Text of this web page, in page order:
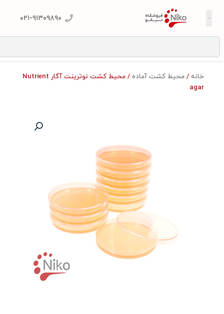
۰۲۱-۹۱۳۰۹۸۹۰
محیط کشت آماده
/ محیط کشت نوترینت آگار Nutrient